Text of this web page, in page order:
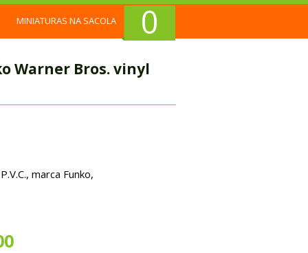
0
MINIATURAS NA SACOLA
Warner Bros. vinyl
marca Funko,